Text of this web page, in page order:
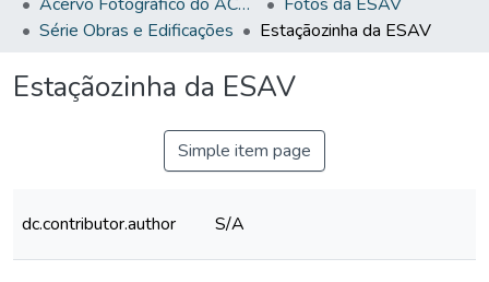
Série Obras e Edificações
Estaçãozinha da ESAV
Estaçãozinha da ESAV
Simple item page
dc.contributor.author S/A